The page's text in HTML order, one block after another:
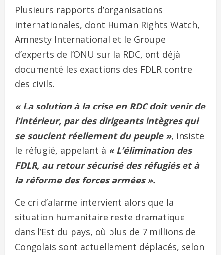
Plusieurs rapports d’organisations
internationales, dont Human Rights Watch,
Amnesty International et le Groupe
d’experts de l’ONU sur la RDC, ont déjà
documenté les exactions des FDLR contre
des civils.
« La solution à la crise en RDC doit venir de
l’intérieur, par des dirigeants intègres qui
se soucient réellement du peuple », insiste
le réfugié, appelant à « L’élimination des
FDLR, au retour sécurisé des réfugiés et à
la réforme des forces armées ».
Ce cri d’alarme intervient alors que la
situation humanitaire reste dramatique
dans l’Est du pays, où plus de 7 millions de
Congolais sont actuellement déplacés, selon